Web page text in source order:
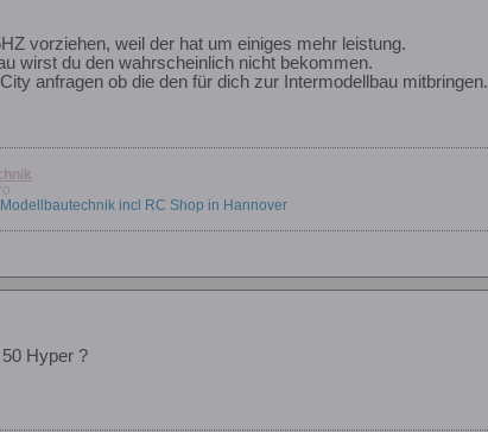
vorziehen, weil der hat um einiges mehr leistung.
wirst du den wahrscheinlich nicht bekommen.
anfragen ob die den für dich zur Intermodellbau mitbringen.
incl RC Shop in Hannover
Hyper ?